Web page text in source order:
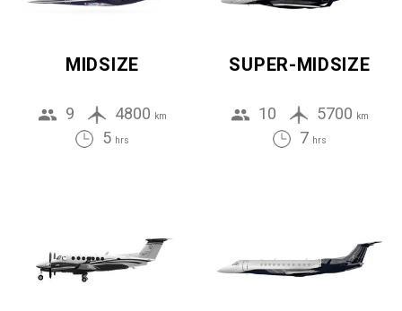
MIDSIZE
9 4800 km
5 hrs
SUPER-MIDSIZE
10 5700 km
7 hrs